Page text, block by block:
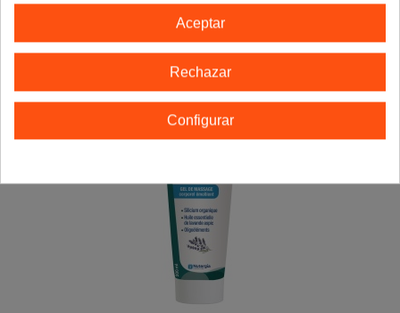
Aceptar
Rechazar
Configurar